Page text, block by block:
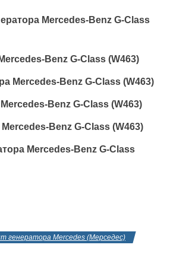
Mercedes-Benz G-Class
Benz G-Class (W463)
Mercedes-Benz G-Class (W463)
Benz G-Class (W463)
Benz G-Class (W463)
Mercedes-Benz G-Class
генератора Mercedes (Мерседес)